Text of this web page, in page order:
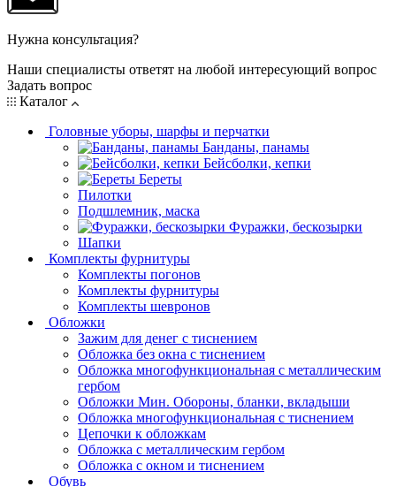
Нужна консультация?
Наши специалисты ответят на любой интересующий вопрос
Задать вопрос
Каталог
Головные уборы, шарфы и перчатки
Банданы, панамы
Бейсболки, кепки
Береты
Пилотки
Подшлемник, маска
Фуражки, бескозырки
Шапки
Комплекты фурнитуры
Комплекты погонов
Комплекты фурнитуры
Комплекты шевронов
Обложки
Зажим для денег с тиснением
Обложка без окна с тиснением
Обложка многофункциональная с металлическим
гербом
Обложки Мин. Обороны, бланки, вкладыши
Обложка многофункциональная с тиснением
Цепочки к обложкам
Обложка с металлическим гербом
Обложка с окном и тиснением
Обувь